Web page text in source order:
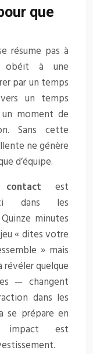
que
résume pas à
obéit à une
par un temps
un temps
moment de
Sans cette
ne génère
d’équipe.
est
dans les
minutes
« dites votre
» mais
quelque
— changent
dans les
se prépare en
est